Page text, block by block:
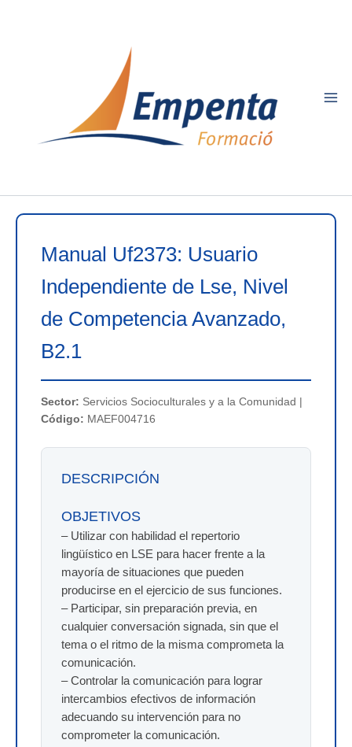
Manual Uf2373: Usuario
Independiente de Lse, Nivel
de Competencia Avanzado,
B2.1
Sector: Servicios Socioculturales y a la Comunidad |
Código: MAEF004716
DESCRIPCIÓN
OBJETIVOS
– Utilizar con habilidad el repertorio
lingüístico en LSE para hacer frente a la
mayoría de situaciones que pueden
producirse en el ejercicio de sus funciones.
– Participar, sin preparación previa, en
cualquier conversación signada, sin que el
tema o el ritmo de la misma comprometa la
comunicación.
– Controlar la comunicación para lograr
intercambios efectivos de información
adecuando su intervención para no
comprometer la comunicación.